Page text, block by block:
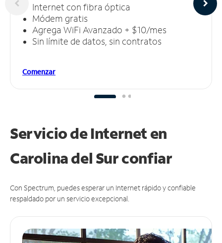
Internet con fibra óptica
Módem gratis
Agrega WiFi Avanzado + $10/mes
Sin límite de datos, sin contratos
Comenzar
Servicio de Internet en
Carolina del Surconfiar
Con Spectrum, puedes esperar un Internet rápido y confiable
respaldado por un servicio excepcional.